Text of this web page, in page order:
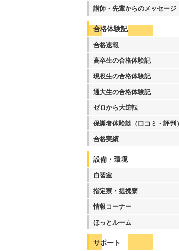
講師・先輩からのメッセージ
合格体験記
合格速報
高卒生の合格体験記
現役生の合格体験記
通大生の合格体験記
ゼロから大逆転
保護者体験談（口コミ・評判）
合格実績
設備・環境
自習室
指定寮・提携寮
情報コーナー
ほっとルーム
サポート